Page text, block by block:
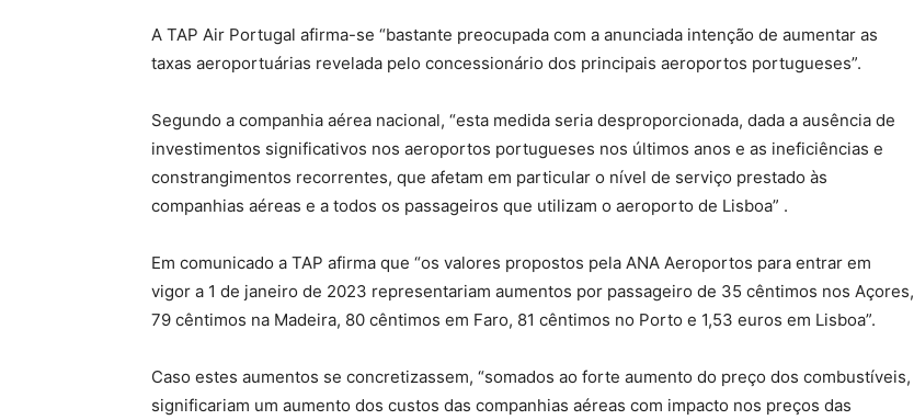
A TAP Air Portugal afirma-se “bastante preocupada com a anunciada intenção de aumentar as
taxas aeroportuárias revelada pelo concessionário dos principais aeroportos portugueses”.
Segundo a companhia aérea nacional, “esta medida seria desproporcionada, dada a ausência de
investimentos significativos nos aeroportos portugueses nos últimos anos e as ineficiências e
constrangimentos recorrentes, que afetam em particular o nível de serviço prestado às
companhias aéreas e a todos os passageiros que utilizam o aeroporto de Lisboa” .
Em comunicado a TAP afirma que “os valores propostos pela ANA Aeroportos para entrar em
vigor a 1 de janeiro de 2023 representariam aumentos por passageiro de 35 cêntimos nos Açores,
79 cêntimos na Madeira, 80 cêntimos em Faro, 81 cêntimos no Porto e 1,53 euros em Lisboa”.
Caso estes aumentos se concretizassem, “somados ao forte aumento do preço dos combustíveis,
significariam um aumento dos custos das companhias aéreas com impacto nos preços das